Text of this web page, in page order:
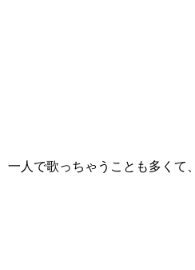
一人で歌っちゃうことも多くて、